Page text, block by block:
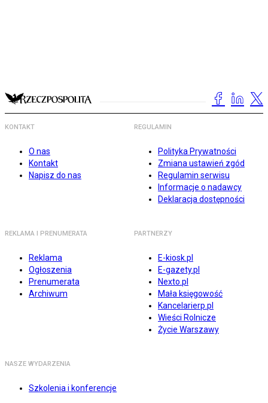
KONTAKT
O nas
Kontakt
Napisz do nas
REGULAMIN
Polityka Prywatności
Zmiana ustawień zgód
Regulamin serwisu
Informacje o nadawcy
Deklaracja dostępności
REKLAMA I PRENUMERATA
Reklama
Ogłoszenia
Prenumerata
Archiwum
PARTNERZY
E-kiosk.pl
E-gazety.pl
Nexto.pl
Mała księgowość
Kancelarierp.pl
Wieści Rolnicze
Życie Warszawy
NASZE WYDARZENIA
Szkolenia i konferencje